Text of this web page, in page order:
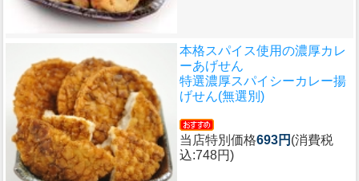
本格スパイス使用の濃厚カレ
ーあげせん
特選濃厚スパイシーカレー揚
げせん(無選別)
当店特別価格693円 (消費税
込:748円)